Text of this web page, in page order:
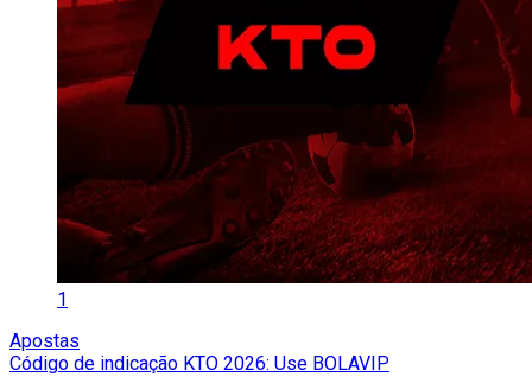
1
Apostas
Código de indicação KTO 2026: Use BOLAVIP